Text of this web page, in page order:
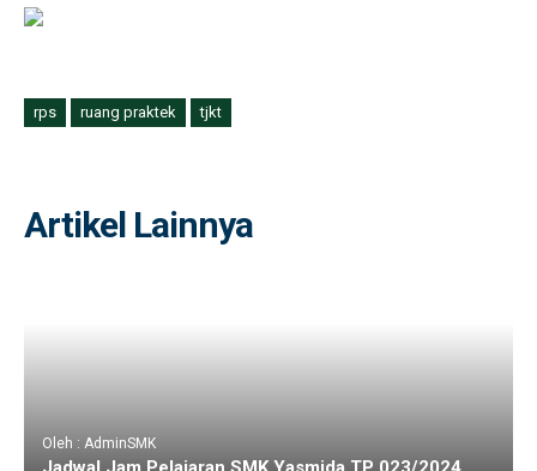
rps ruang praktek tjkt
Artikel Lainnya
Oleh : AdminSMK